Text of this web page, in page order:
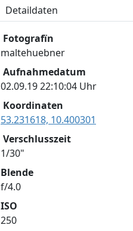
Detaildaten
Fotografïn
maltehuebner
Aufnahmedatum
02.09.19 22:10:04 Uhr
Koordinaten
53.231618, 10.400301
Verschlusszeit
1/30"
Blende
f/4.0
ISO
250